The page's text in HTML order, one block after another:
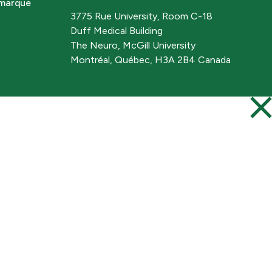
3775 Rue University, Room C-18
Duff Medical Building
The Neuro, McGill University
Montréal, Québec, H3A 2B4 Canada